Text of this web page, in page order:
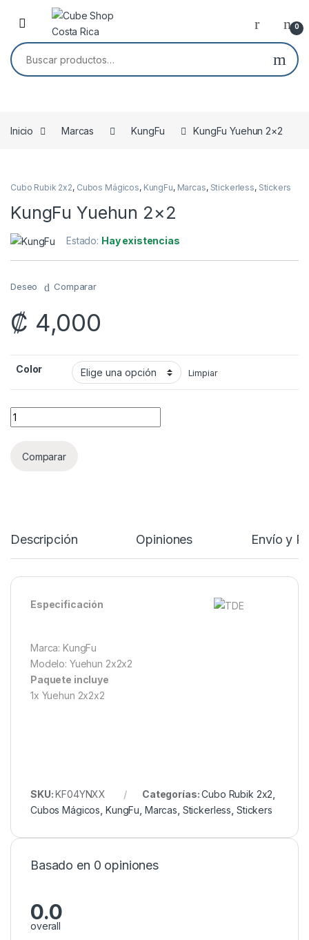
Skip to navigation
Skip to content
0
Buscar por:
Inicio Marcas KungFu KungFu Yuehun 2×2
Cubo Rubik 2x2, Cubos Mágicos, KungFu, Marcas, Stickerless, Stickers
KungFu Yuehun 2×2
Estado: Hay existencias
Deseo Comparar
₡ 4,000
Color Limpiar
KungFu Yuehun 2x2 quantity
Comparar
Descripción Opiniones Envío y
Especificación
Marca: KungFu
Modelo: Yuehun 2x2x2
Paquete incluye
1x Yuehun 2x2x2
SKU: KF04YNXX Categorías:Cubo Rubik 2x2,
Cubos Mágicos, KungFu, Marcas, Stickerless, Stickers
Basado en 0 opiniones
0.0
overall